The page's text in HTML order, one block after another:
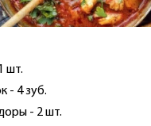
шт.
- 4 зуб.
- 2 шт.